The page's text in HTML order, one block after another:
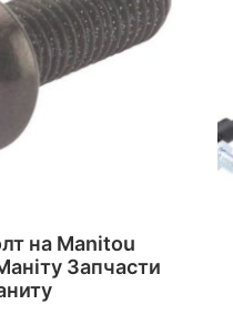
на Manitou
Запчасти